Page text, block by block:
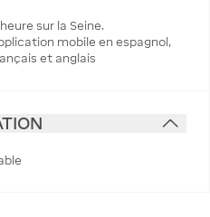
sur la Seine.
mobile en espagnol,
et anglais